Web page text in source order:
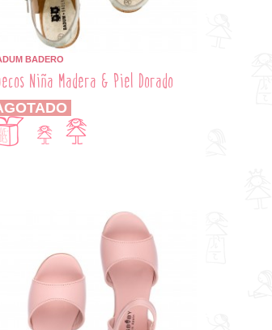
BADERO
Niña Madera & Piel Dorado